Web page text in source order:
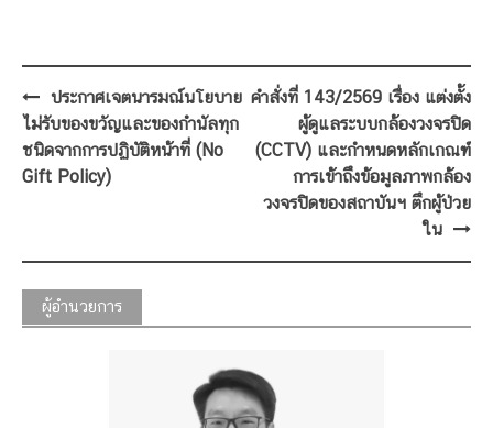
Post
navigation
ประกาศเจตนารมณ์นโยบาย
ไม่รับของขวัญและของกำนัลทุก
ชนิดจากการปฏิบัติหน้าที่ (No
Gift Policy)
คำสั่งที่ 143/2569 เรื่อง แต่งตั้ง
ผู้ดูแลระบบกล้องวงจรปิด
(CCTV) และกำหนดหลักเกณฑ์
การเข้าถึงข้อมูลภาพกล้อง
วงจรปิดของสถาบันฯ ตึกผู้ป่วย
ใน
ผู้อำนวยการ